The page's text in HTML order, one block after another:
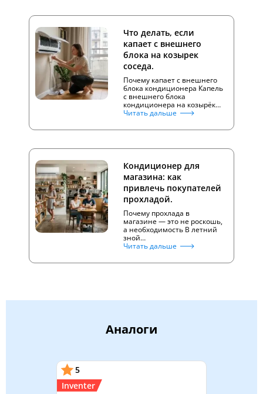
Что делать, если
капает с внешнего
блока на козырек
соседа.
Почему капает с внешнего
блока кондиционера Капель
с внешнего блока
кондиционера на козырёк…
Читать дальше
Кондиционер для
магазина: как
привлечь покупателей
прохладой.
Почему прохлада в
магазине — это не роскошь,
а необходимость В летний
зной…
Читать дальше
Аналоги
5
Inventer